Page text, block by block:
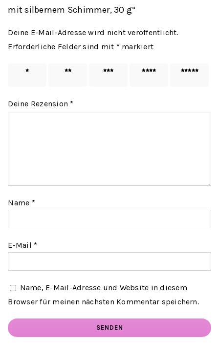
mit silbernem Schimmer, 30 g“
Deine E-Mail-Adresse wird nicht veröffentlicht.
Erforderliche Felder sind mit * markiert
1 von
2 von
3 von
4 von
5 von
Deine Rezension *
Name *
E-Mail *
Name, E-Mail-Adresse und Website in diesem
Browser für meinen nächsten Kommentar speichern.